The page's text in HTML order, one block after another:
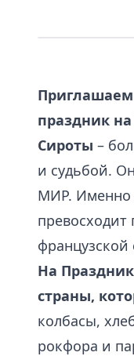
праздник
Сироты –
и судьбой.
МИР. Именно
На
страны,
колбасы,
рокфора и